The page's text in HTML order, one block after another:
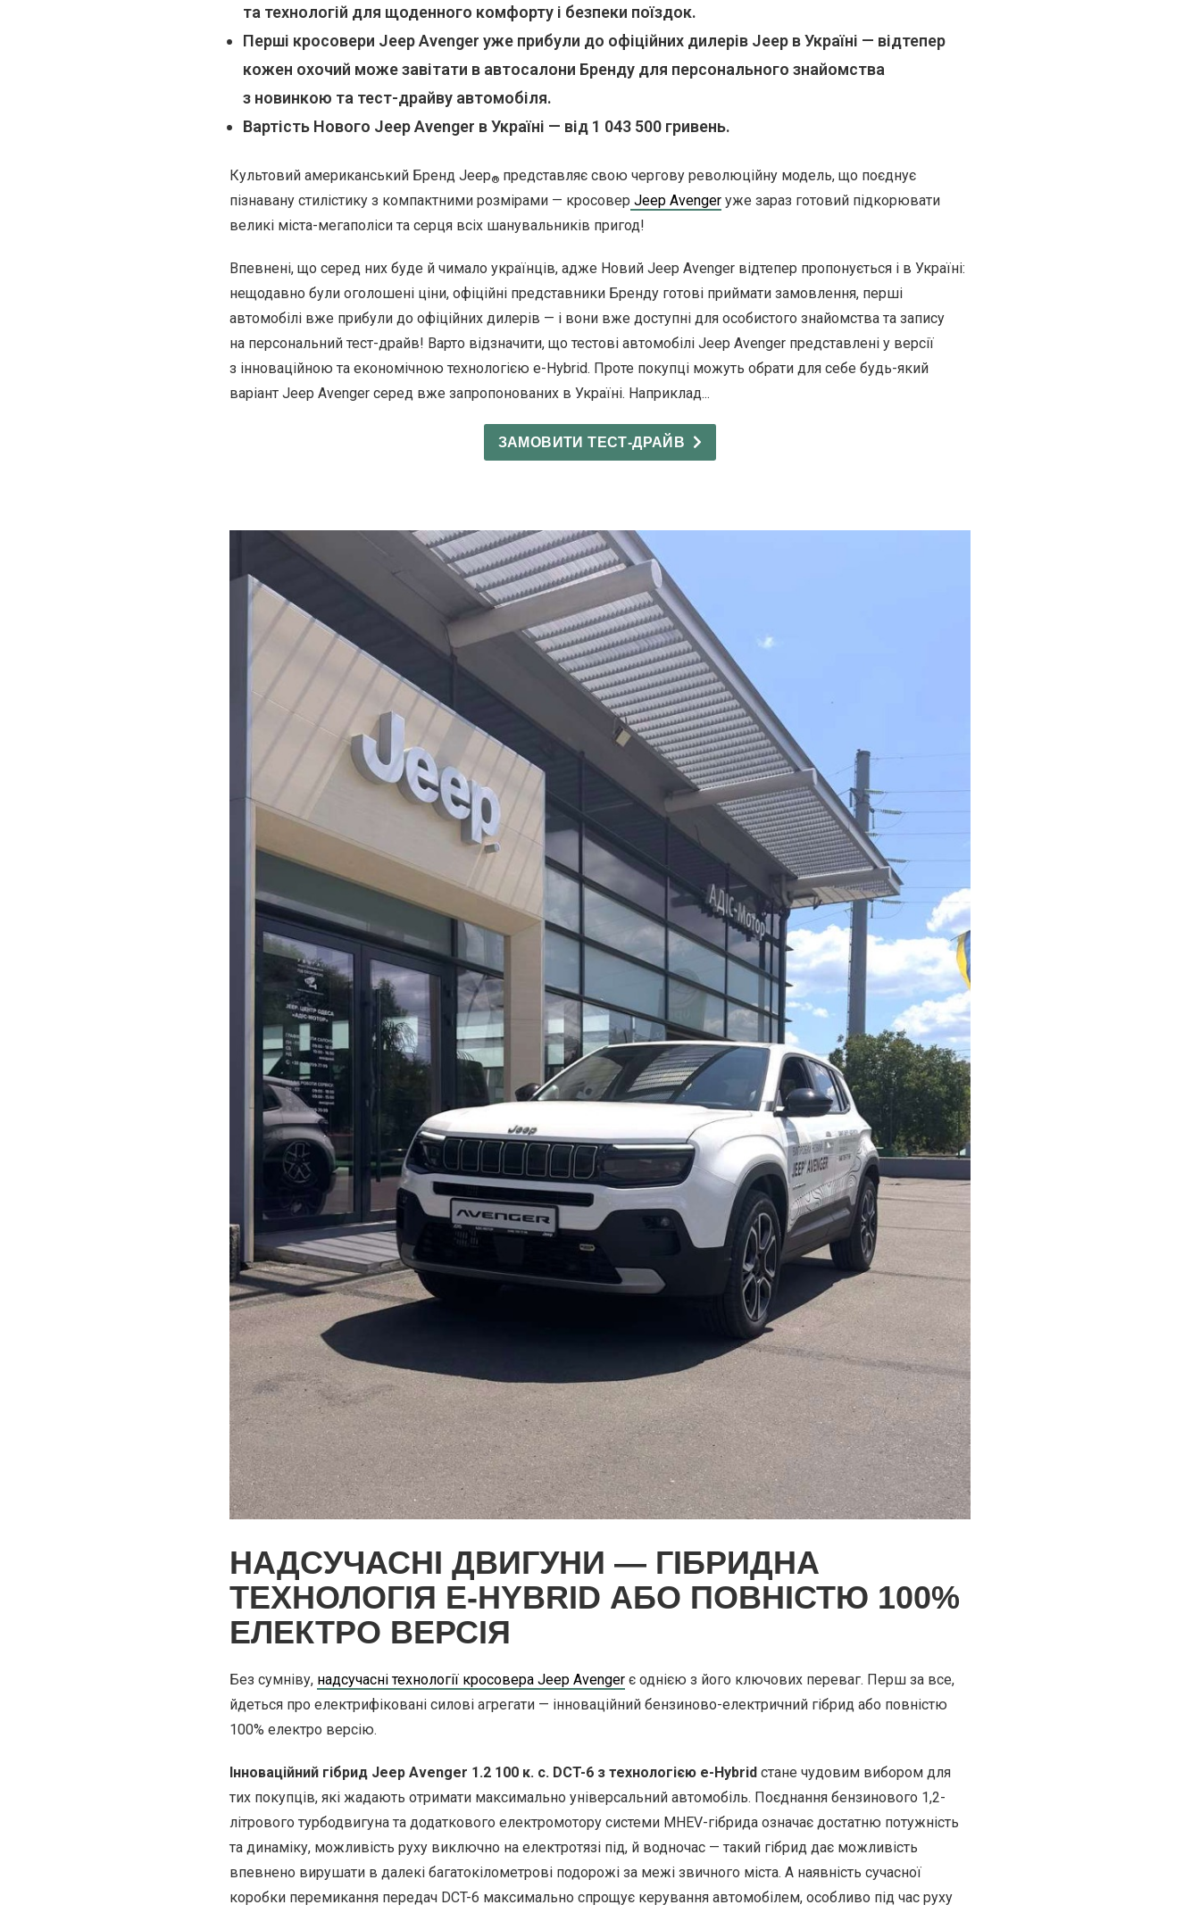
та технологій для щоденного комфорту і безпеки поїздок.
Перші кросовери Jeep Avenger уже прибули до офіційних дилерів Jeep в Україні — відтепер
кожен охочий може завітати в автосалони Бренду для персонального знайомства
з новинкою та тест-драйву автомобіля.
Вартість Нового Jeep Avenger в Україні — від 1 043 500 гривень.
Культовий американський Бренд Jeep® представляє свою чергову революційну модель, що поєднує
пізнавану стилістику з компактними розмірами — кросовер Jeep Avenger уже зараз готовий підкорювати
великі міста-мегаполіси та серця всіх шанувальників пригод!
Впевнені, що серед них буде й чимало українців, адже Новий Jeep Avenger відтепер пропонується і в Україні:
нещодавно були оголошені ціни, офіційні представники Бренду готові приймати замовлення, перші
автомобілі вже прибули до офіційних дилерів — і вони вже доступні для особистого знайомства та запису
на персональний тест-драйв! Варто відзначити, що тестові автомобілі Jeep Avenger представлені у версії
з інноваційною та економічною технологією e-Hybrid. Проте покупці можуть обрати для себе будь-який
варіант Jeep Avenger серед вже запропонованих в Україні. Наприклад...
ЗАМОВИТИ ТЕСТ-ДРАЙВ
НАДСУЧАСНІ ДВИГУНИ — ГІБРИДНА
ТЕХНОЛОГІЯ E-HYBRID АБО ПОВНІСТЮ 100%
ЕЛЕКТРО ВЕРСІЯ
Без сумніву, надсучасні технології кросовера Jeep Avenger є однією з його ключових переваг. Перш за все,
йдеться про електрифіковані силові агрегати — інноваційний бензиново-електричний гібрид або повністю
100% електро версію.
Інноваційний гібрид Jeep Avenger 1.2 100 к. с. DCT-6 з технологією e-Hybrid стане чудовим вибором для
тих покупців, які жадають отримати максимально універсальний автомобіль. Поєднання бензинового 1,2-
літрового турбодвигуна та додаткового електромотору системи MHEV-гібрида означає достатню потужність
та динаміку, можливість руху виключно на електротязі під, й водночас — такий гібрид дає можливість
впевнено вирушати в далекі багатокілометрові подорожі за межі звичного міста. А наявність сучасної
коробки перемикання передач DCT-6 максимально спрощує керування автомобілем, особливо під час руху